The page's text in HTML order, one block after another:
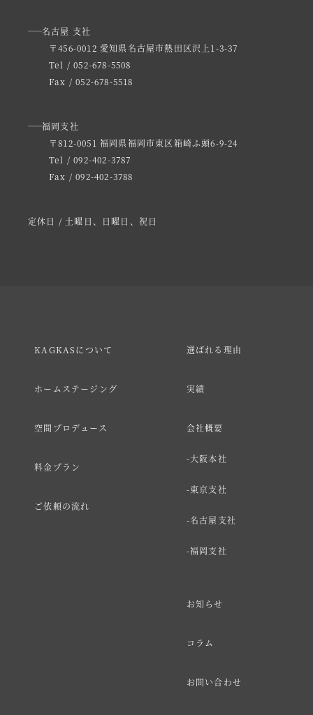
名古屋 支社
〒456-0012 愛知県名古屋市熱田区沢上1-3-37
Tel / 052-678-5508
Fax / 052-678-5518
福岡支社
〒812-0051 福岡県福岡市東区箱崎ふ頭6-9-24
Tel / 092-402-3787
Fax / 092-402-3788
定休日 / 土曜日、日曜日、祝日
KAGKASについて
ホームステージング
空間プロデュース
料金プラン
ご依頼の流れ
選ばれる理由
実績
会社概要
大阪本社
東京支社
名古屋支社
福岡支社
お知らせ
コラム
お問い合わせ